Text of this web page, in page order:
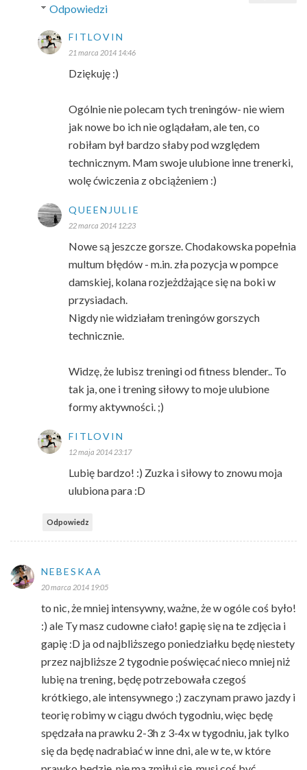
Odpowiedzi
FITLOVIN
21 marca 2014 14:46
Dziękuję :)
Ogólnie nie polecam tych treningów- nie wiem
jak nowe bo ich nie oglądałam, ale ten, co
robiłam był bardzo słaby pod względem
technicznym. Mam swoje ulubione inne trenerki,
wolę ćwiczenia z obciążeniem :)
QUEENJULIE
22 marca 2014 12:23
Nowe są jeszcze gorsze. Chodakowska popełnia
multum błędów - m.in. zła pozycja w pompce
damskiej, kolana rozjeżdżające się na boki w
przysiadach.
Nigdy nie widziałam treningów gorszych
technicznie.
Widzę, że lubisz treningi od fitness blender.. To
tak ja, one i trening siłowy to moje ulubione
formy aktywności. ;)
FITLOVIN
12 maja 2014 23:17
Lubię bardzo! :) Zuzka i siłowy to znowu moja
ulubiona para :D
Odpowiedz
NEBESKAA
20 marca 2014 19:05
to nic, że mniej intensywny, ważne, że w ogóle coś było!
:) ale Ty masz cudowne ciało! gapię się na te zdjęcia i
gapię :D ja od najbliższego poniedziałku będę niestety
przez najbliższe 2 tygodnie poświęcać nieco mniej niż
lubię na trening, będę potrzebowała czegoś
krótkiego, ale intensywnego ;) zaczynam prawo jazdy i
teorię robimy w ciągu dwóch tygodniu, więc będę
spędzała na prawku 2-3h z 3-4x w tygodniu, jak tylko
się da będę nadrabiać w inne dni, ale w te, w które